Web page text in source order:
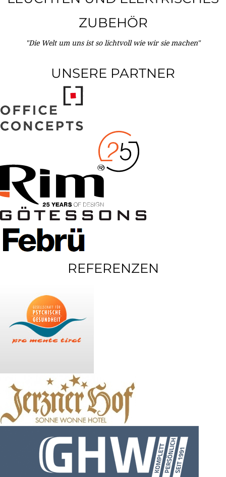
ZUBEHÖR
"Die Welt um uns ist so lichtvoll wie wir sie machen"
UNSERE PARTNER
REFERENZEN